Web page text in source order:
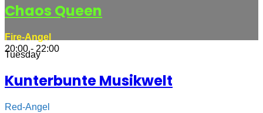
Chaos Queen
Fire-Angel
20:00 - 22:00
Tuesday
Kunterbunte Musikwelt
Red-Angel